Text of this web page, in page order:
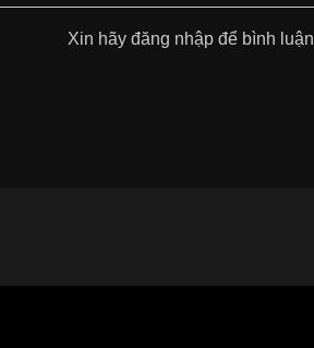
Xin hãy đăng nhập để bình luận